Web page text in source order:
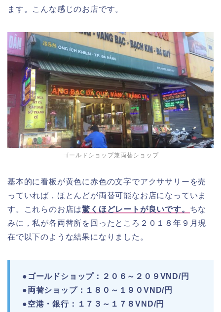
ます。こんな感じのお店です。
ゴールドショップ兼両替ショップ
基本的に看板が黄色に赤色の文字でアクササリーを売
っていれば，ほとんどが両替可能なお店になっていま
す。これらのお店は驚くほどレートが良いです。 ちな
みに，私が各両替所を回ったところ２０１８年９月現
在で以下のような結果になりました。
●ゴールドショップ：２０６～２０９VND/円
●両替ショップ：１８０～１９０VND/円
●空港・銀行：１７３～１７８VND/円